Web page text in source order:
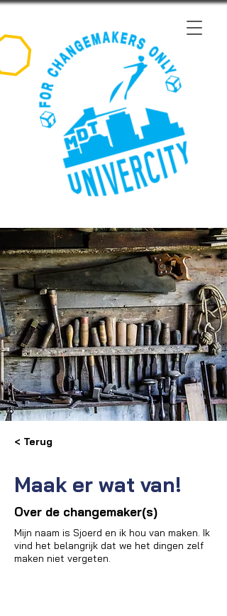
< Terug
Maak er wat van!
Over de changemaker(s)
Mijn naam is Sjoerd en ik hou van maken. Ik
vind het belangrijk dat we het dingen zelf
maken niet vergeten.